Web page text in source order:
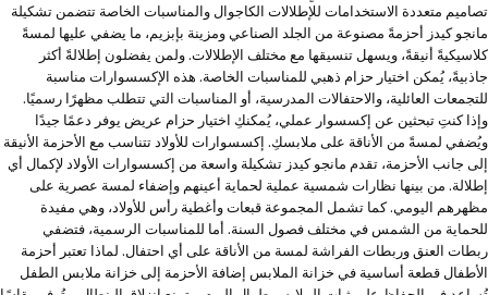
تصاميم متعددة الاستخدامات للإطلالات الكاجوال والمناسبات الخاصة تتضمن تشكيلة
مانجو كيدز أحزمةً مصنوعة من الجلد الصناعي ومزينة بإبزيم، ما يضفي عليها لمسةً
كلاسيكيةً أنيقةً، ويسهل تنسيقها مع مختلف الإطلالات. ولمن يفضلون إطلالةً أكثر
جاذبيةً، يُمكن اختيار حزام ذهبي للمناسبات الخاصة. هذه الإكسسوارات مناسبة
للتجمعات العائلية، والاحتفالات المدرسية، أو المناسبات التي تتطلب مظهرًا رسميًا.
وإذا كنتِ تبحثين عن إكسسوار عملي، يُمكنكِ اختيار حزام عريض يوفر دعمًا جيدًا
ويُضفي لمسةً من الأناقة على ملابسكِ. إكسسوارات للأولاد تتناسب مع الأحزمة الأنيقة
إلى جانب الأحزمة، تقدم مانجو كيدز تشكيلة واسعة من إكسسوارات الأولاد لإكمال أي
إطلالة. من بينها نظارات شمسية عملية لحماية أعينهم وإضفاء لمسة عصرية على
مظهرهم اليومي. كما تشمل المجموعة قبعات وأغطية رأس للأولاد، وهي مفيدة
للحماية من الشمس في مختلف فصول السنة. أما للمناسبات الرسمية، فتضفي
ربطات العنق وربطات الفراشة لمسة من الأناقة على أي احتفال. لماذا تعتبر أحزمة
الأطفال قطعة أساسية في خزانة الملابس إضافة الأحزمة إلى خزانة ملابس الطفل